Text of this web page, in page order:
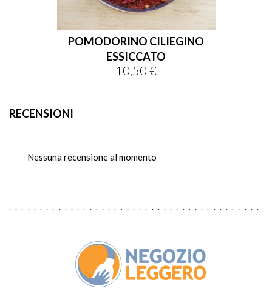
POMODORINO CILIEGINO
ESSICCATO
Prezzo
10,50 €
RECENSIONI
Nessuna recensione al momento